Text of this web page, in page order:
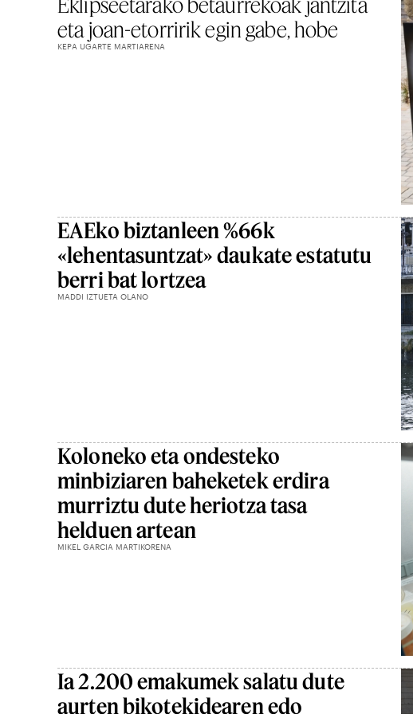
eta joan-etorririk egin gabe, hobe
KEPA UGARTE MARTIARENA
EAEko biztanleen %66k
«lehentasuntzat» daukate estatutu
berri bat lortzea
MADDI IZTUETA OLANO
Koloneko eta ondesteko
minbiziaren baheketek erdira
murriztu dute heriotza tasa
helduen artean
MIKEL GARCIA MARTIKORENA
Ia 2.200 emakumek salatu dute
aurten bikotekidearen edo